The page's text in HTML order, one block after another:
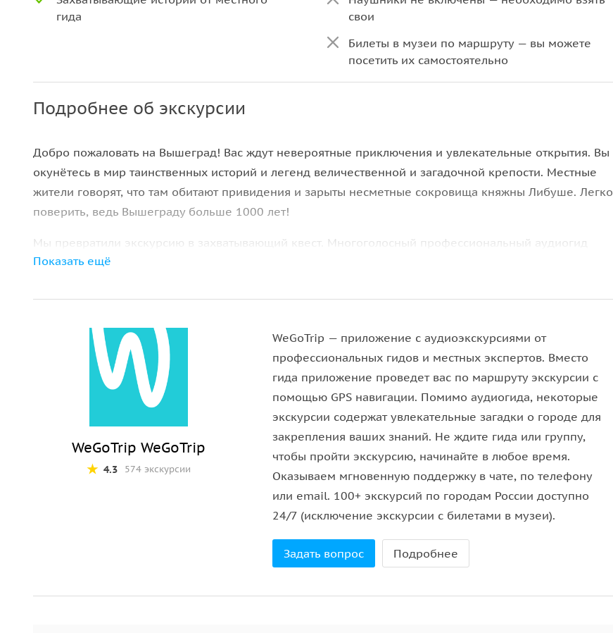
гида
свои
Билеты в музеи по маршруту — вы можете
посетить их самостоятельно
Подробнее об экскурсии
Добро пожаловать на Вышеград! Вас ждут невероятные приключения и увлекательные открытия. Вы
окунётесь в мир таинственных историй и легенд величественной и загадочной крепости. Местные
жители говорят, что там обитают привидения и зарыты несметные сокровища княжны Либуше. Легко
поверить, ведь Вышеграду больше 1000 лет!
Мы превратили экскурсию в захватывающий квест. Многоголосный профессиональный аудиогид
поможет проникнуться особой атмосферой этого места и узнать его секреты. Обязательно возьмите
мультфильм, который рассказывает о самой популярной легенде Вышеграда есть только в нашей
Скачивайте экскурсию и достигайте цели. Мы верим в вас, дорогие путешественники!
После бронирования и оплаты вы получите e-mail и СМС со ссылкой на скачивание приложения и
экскурсии. Перейдите по ссылке и установите мобильное приложение WeGoTrip (доступно в App
Зайдите в приложение, используя свой номер телефона. Во вкладке «Покупки» вам будут
доступен аудиогид. Нажмите на кнопку «Скачать», чтобы загрузить аудиоэкскурсию на телефон.
Аудиогиды работают с использованием геолокации: экскурсия начнётся автоматически в первой
Показать ещё
WeGoTrip WeGoTrip
4.3 574 экскурсии
WeGoTrip — приложение с аудиоэкскурсиями от
профессиональных гидов и местных экспертов. Вместо
гида приложение проведет вас по маршруту экскурсии с
помощью GPS навигации. Помимо аудиогида, некоторые
экскурсии содержат увлекательные загадки о городе для
закрепления ваших знаний. Не ждите гида или группу,
чтобы пройти экскурсию, начинайте в любое время.
Оказываем мгновенную поддержку в чате, по телефону
или email. 100+ экскурсий по городам России доступно
24/7 (исключение экскурсии с билетами в музеи).
Задать вопрос Подробнее